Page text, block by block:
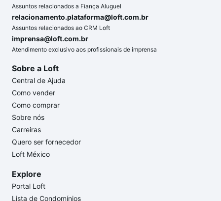
Assuntos relacionados a Fiança Aluguel
relacionamento.plataforma@loft.com.br
Assuntos relacionados ao CRM Loft
imprensa@loft.com.br
Atendimento exclusivo aos profissionais de imprensa
Sobre a Loft
Central de Ajuda
Como vender
Como comprar
Sobre nós
Carreiras
Quero ser fornecedor
Loft México
Explore
Portal Loft
Lista de Condomínios